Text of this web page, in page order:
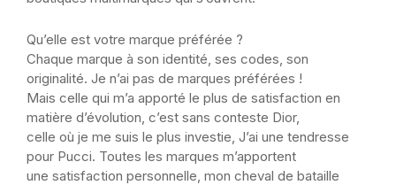
Qu’elle est votre marque préférée ?
Chaque marque à son identité, ses codes, son
originalité. Je n’ai pas de marques préférées !
Mais celle qui m’a apporté le plus de satisfaction en
matière d’évolution, c’est sans conteste Dior,
celle où je me suis le plus investie, J’ai une tendresse
pour Pucci. Toutes les marques m’apportent
une satisfaction personnelle, mon cheval de bataille